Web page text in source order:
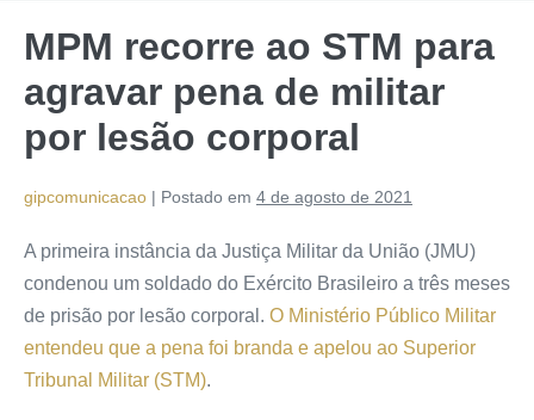
MPM recorre ao STM para
agravar pena de militar
por lesão corporal
gipcomunicacao | Postado em 4 de agosto de 2021
A primeira instância da Justiça Militar da União (JMU)
condenou um soldado do Exército Brasileiro a três meses
de prisão por lesão corporal. O Ministério Público Militar
entendeu que a pena foi branda e apelou ao Superior
Tribunal Militar (STM).